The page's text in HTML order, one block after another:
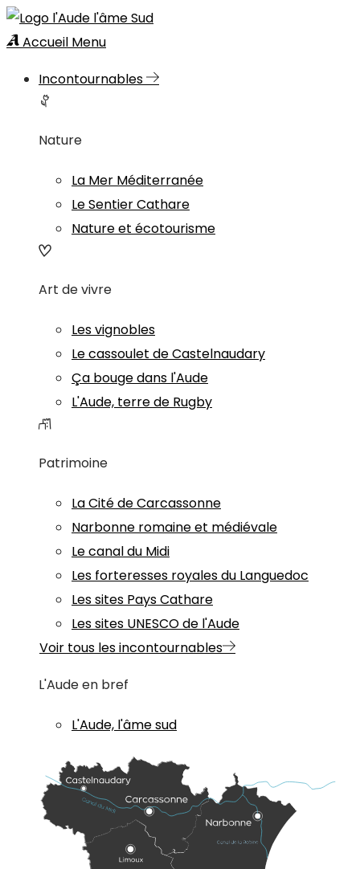
Accueil Menu
Incontournables
Nature
La Mer Méditerranée
Le Sentier Cathare
Nature et écotourisme
Art de vivre
Les vignobles
Le cassoulet de Castelnaudary
Ça bouge dans l'Aude
L'Aude, terre de Rugby
Patrimoine
La Cité de Carcassonne
Narbonne romaine et médiévale
Le canal du Midi
Les forteresses royales du Languedoc
Les sites Pays Cathare
Les sites UNESCO de l'Aude
Voir tous les incontournables
L'Aude en bref
L'Aude, l'âme sud